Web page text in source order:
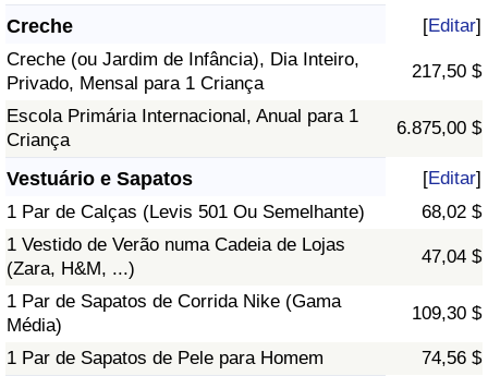
Creche [Editar]
Creche (ou Jardim de Infância), Dia Inteiro,
Privado, Mensal para 1 Criança
217,50 $
Escola Primária Internacional, Anual para 1
Criança
6.875,00 $
Vestuário e Sapatos [Editar]
1 Par de Calças (Levis 501 Ou Semelhante)
68,02 $
1 Vestido de Verão numa Cadeia de Lojas
(Zara, H&M, ...)
47,04 $
1 Par de Sapatos de Corrida Nike (Gama
Média)
109,30 $
1 Par de Sapatos de Pele para Homem 74,56 $